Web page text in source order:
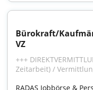
Bürokraft/
VZ
+++
Zeitarbeit) /
RADAS Jobbörse &